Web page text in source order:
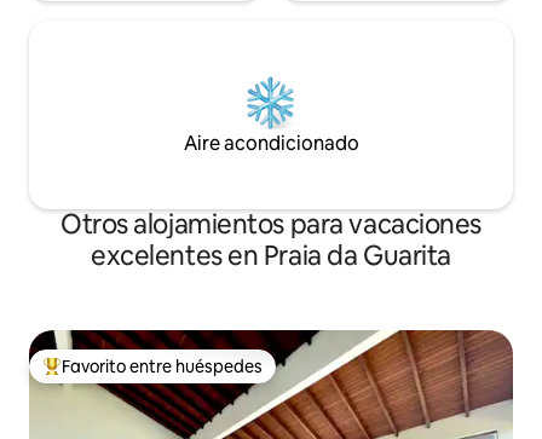
Aire acondicionado
Otros alojamientos para vacaciones
excelentes en Praia da Guarita
Favorito entre huéspedes preferido
Favorito entre huéspedes